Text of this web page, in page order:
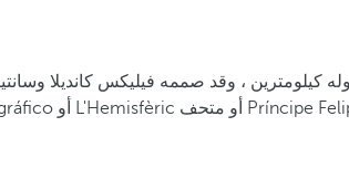
كيلومترين ، وقد صممه فيليكس كانديلا